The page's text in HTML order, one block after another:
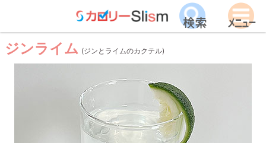
ジンライム (ジンとライムのカクテル)